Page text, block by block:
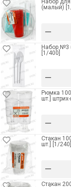
Набор
(малый)
–
Набор №3
[1/400]
–
Рюмка
шт.]
–
Стакан
шт.] [1/240]
–
Стакан